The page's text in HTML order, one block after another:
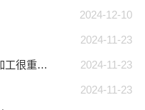
2024-12-10
2024-11-23
2024-11-23
为什么切削液对于有效的 CNC 加工很重要？
2024-11-23